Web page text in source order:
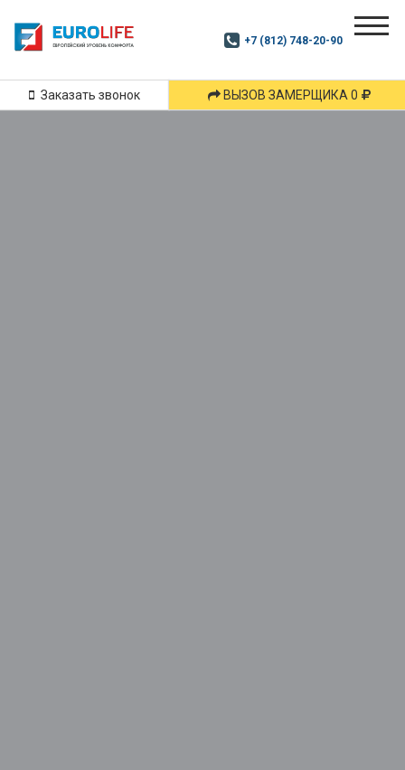
+7 (812) 748-20-90
Заказать звонок ВЫЗОВ ЗАМЕРЩИКА 0
Почитай
подпишись
Дзен